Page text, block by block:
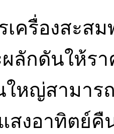
เครื่องสะส
ลักดันให้ร
ใหญ่สามาร
สงอาทิตย์คื